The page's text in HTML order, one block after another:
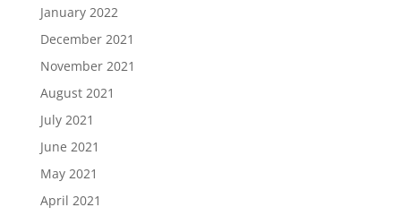
January 2022
December 2021
November 2021
August 2021
July 2021
June 2021
May 2021
April 2021